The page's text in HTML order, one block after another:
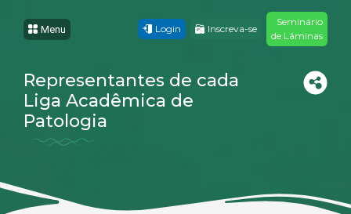
Representantes de cada
Liga Acadêmica de
Patologia
Menu Login Inscreva-se
Seminário
de Lâminas